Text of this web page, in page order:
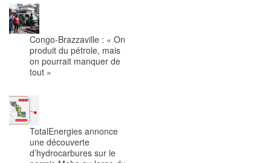
Congo-Brazzaville : « On
produit du pétrole, mais
on pourrait manquer de
tout »
TotalEnergies annonce
une découverte
d’hydrocarbures sur le